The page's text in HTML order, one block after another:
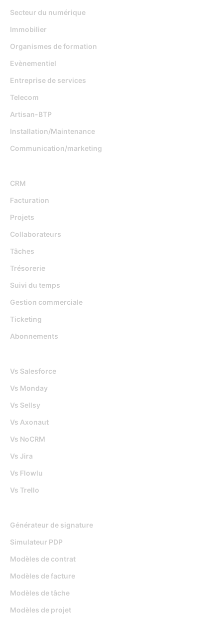
Secteur du numérique
Immobilier
Organismes de formation
Evènementiel
Entreprise de services
Telecom
Artisan-BTP
Installation/Maintenance
Communication/marketing
CRM
Facturation
Projets
Collaborateurs
Tâches
Trésorerie
Suivi du temps
Gestion commerciale
Ticketing
Abonnements
Vs Salesforce
Vs Monday
Vs Sellsy
Vs Axonaut
Vs NoCRM
Vs Jira
Vs Flowlu
Vs Trello
Générateur de signature
Simulateur PDP
Modèles de contrat
Modèles de facture
Modèles de tâche
Modèles de projet